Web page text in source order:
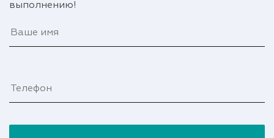
выполнению!